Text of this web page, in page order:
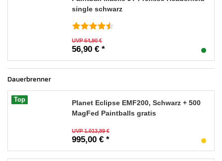
single schwarz
UVP 64,90 €
56,90 € *
Dauerbrenner
Top
Planet Eclipse EMF200, Schwarz + 500
MagFed Paintballs gratis
UVP 1.013,89 €
995,00 € *